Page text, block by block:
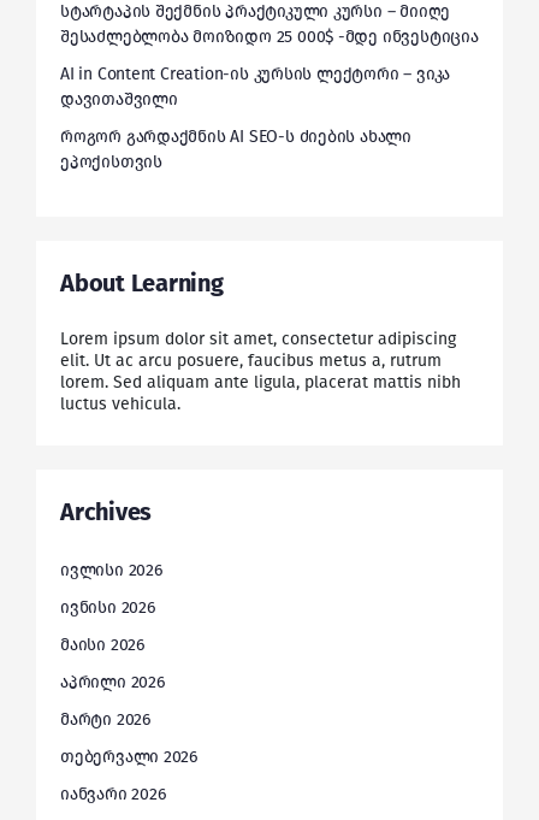
სტარტაპის შექმნის პრაქტიკული კურსი – მიიღე
შესაძლებლობა მოიზიდო 25 000$ -მდე ინვესტიცია
AI in Content Creation-ის კურსის ლექტორი – ვიკა
დავითაშვილი
როგორ გარდაქმნის AI SEO-ს ძიების ახალი
ეპოქისთვის
About Learning
Lorem ipsum dolor sit amet, consectetur adipiscing
elit. Ut ac arcu posuere, faucibus metus a, rutrum
lorem. Sed aliquam ante ligula, placerat mattis nibh
luctus vehicula.
Archives
ივლისი 2026
ივნისი 2026
მაისი 2026
აპრილი 2026
მარტი 2026
თებერვალი 2026
იანვარი 2026